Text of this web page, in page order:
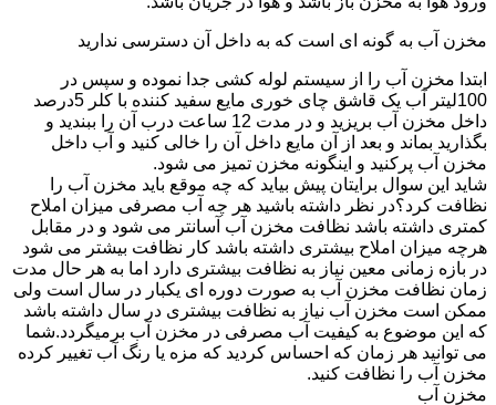
مخزن آب به گونه ای است که به داخل آن دسترسی ندارید
ابتدا مخزن آب را از سیستم لوله کشی جدا نموده و سپس در
100لیتر آب یک قاشق چای خوری مایع سفید کننده با کلر 5درصد
داخل مخزن آب بریزید و در مدت 12 ساعت درب آن را ببندید و
بگذارید بماند و بعد از آن مایع داخل آن را خالی کنید و آب داخل
مخزن آب پرکنید و اینگونه مخزن تمیز می شود.
شاید این سوال برایتان پیش بیاید که چه موقع باید مخزن آب را
نظافت کرد؟در نظر داشته باشید هر چه آب مصرفی میزان املاح
کمتری داشته باشد نظافت مخزن آب آسانتر می شود و در مقابل
هرچه میزان املاح بیشتری داشته باشد کار نظافت بیشتر می شود
در بازه زمانی معین نیاز به نظافت بیشتری دارد اما به هر حال مدت
زمان نظافت مخزن آب به صورت دوره ای یکبار در سال است ولی
ممکن است مخزن آب نیاز به نظافت بیشتری در سال داشته باشد
که این موضوع به کیفیت آب مصرفی در مخزن آب برمیگردد.شما
می توانید هر زمان که احساس کردید که مزه یا رنگ آب تغییر کرده
مخزن آب را نظافت کنید.
مخزن آب